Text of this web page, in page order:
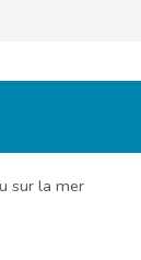
sur la mer